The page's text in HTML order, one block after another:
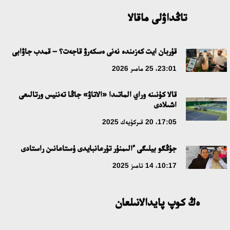
18:59، 20 شىلدە 2026
مە؟
18:16، 20 شىلدە 2026
ۇلتتىق ءارحيۆتىڭ اشىلعانىنا 20 جىل: نەگىزگى جەتىستىكتەرى مەن
دامۋ باعىتى
مەملەكەت باسشىسى كوبەيتۇز كولىنىڭ جاي-كۇيىنە نازار اۋداردى
تاڭداۋلى ماقالا
قۇربان ايت كەزىندە نەنى ەسكەرۋ قاجەت؟ – قمدب جاۋابى
23:01، 25 مامىر 2026
قالا كۇنىنە وراي الماتىدا «الاتاۋ» جاڭا تەننيس ورتالىعى
اشىلادى
17:05، 20 قىركۇيەك 2025
جۇڭگو بيلىگى ءالىمنۇر تۇرعانبايدى ۇستاعانىن راستادى
10:17، 14 تامىز 2025
ەڭ كوپ پايدالانىلعان